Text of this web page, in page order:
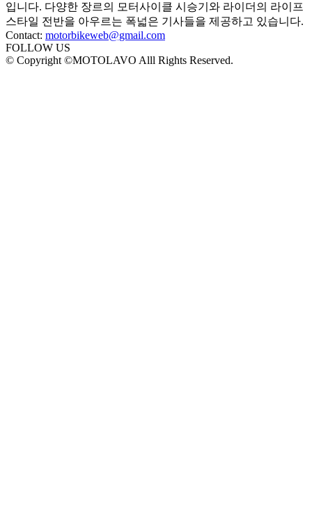
입니다. 다양한 장르의 모터사이클 시승기와 라이더의 라이프
스타일 전반을 아우르는 폭넓은 기사들을 제공하고 있습니다.
Contact: motorbikeweb@gmail.com
FOLLOW US
© Copyright ©MOTOLAVO Alll Rights Reserved.